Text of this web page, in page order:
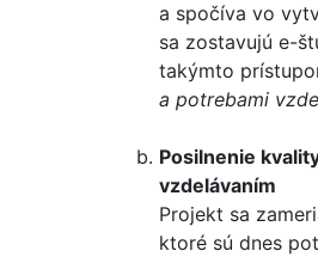
a spočíva vo
sa zostavujú e-
takýmto
a potrebami
Posilnenie
vzdelávaním
Projekt sa
ktoré sú dnes